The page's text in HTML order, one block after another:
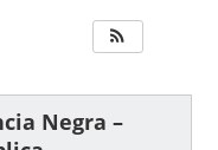
Negra –